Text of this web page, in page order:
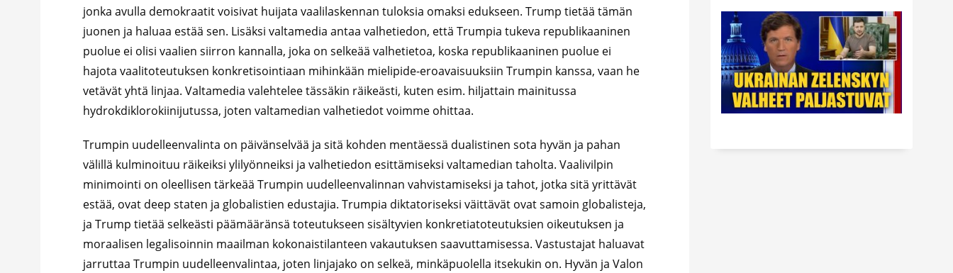
jonka avulla demokraatit voisivat huijata vaalilaskennan tuloksia omaksi edukseen. Trump tietää tämän
juonen ja haluaa estää sen. Lisäksi valtamedia antaa valhetiedon, että Trumpia tukeva republikaaninen
puolue ei olisi vaalien siirron kannalla, joka on selkeää valhetietoa, koska republikaaninen puolue ei
hajota vaalitoteutuksen konkretisointiaan mihinkään mielipide-eroavaisuuksiin Trumpin kanssa, vaan he
vetävät yhtä linjaa. Valtamedia valehtelee tässäkin räikeästi, kuten esim. hiljattain mainitussa
hydrokdiklorokiinijutussa, joten valtamedian valhetiedot voimme ohittaa.
Trumpin uudelleenvalinta on päivänselvää ja sitä kohden mentäessä dualistinen sota hyvän ja pahan
välillä kulminoituu räikeiksi ylilyönneiksi ja valhetiedon esittämiseksi valtamedian taholta. Vaalivilpin
minimointi on oleellisen tärkeää Trumpin uudelleenvalinnan vahvistamiseksi ja tahot, jotka sitä yrittävät
estää, ovat deep staten ja globalistien edustajia. Trumpia diktatoriseksi väittävät ovat samoin globalisteja,
ja Trump tietää selkeästi päämääränsä toteutukseen sisältyvien konkretiatoteutuksien oikeutuksen ja
moraalisen legalisoinnin maailman kokonaistilanteen vakautuksen saavuttamisessa. Vastustajat haluavat
jarruttaa Trumpin uudelleenvalintaa, joten linjajako on selkeä, minkäpuolella itsekukin on. Hyvän ja Valon